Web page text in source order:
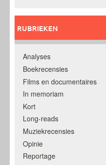
RUBRIEKEN
Analyses
Boekrecensies
Films en documentaires
In memoriam
Kort
Long-reads
Muziekrecensies
Opinie
Reportage